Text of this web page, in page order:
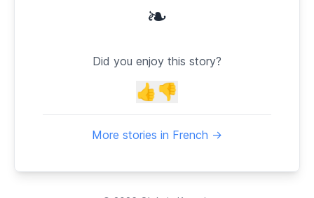
❧
Did you enjoy this story?
👍👎
More stories in French →